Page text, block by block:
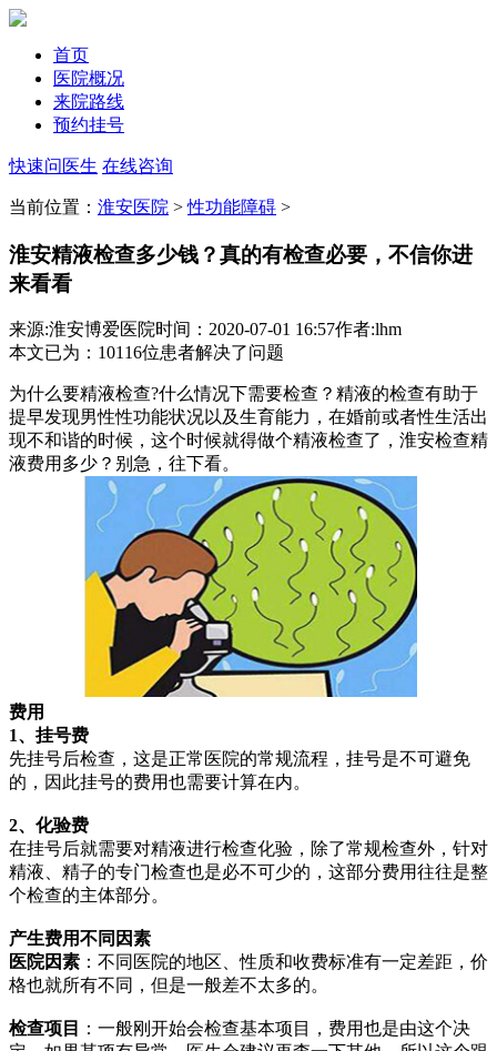
首页
医院概况
来院路线
预约挂号
快速问医生 在线咨询
当前位置： 淮安医院 >性功能障碍 >
淮安精液检查多少钱？真的有检查必要，不信你进
来看看
来源:淮安博爱医院时间：2020-07-01 16:57作者:lhm
本文已为 ：10116位患者解决了问题
为什么要精液检查?什么情况下需要检查？精液的检查有助于
提早发现男性性功能状况以及生育能力，在婚前或者性生活出
现不和谐的时候，这个时候就得做个精液检查了，淮安检查精
液费用多少？别急，往下看。
费用
1、挂号费
先挂号后检查，这是正常医院的常规流程，挂号是不可避免
的，因此挂号的费用也需要计算在内。
2、化验费
在挂号后就需要对精液进行检查化验，除了常规检查外，针对
精液、精子的专门检查也是必不可少的，这部分费用往往是整
个检查的主体部分。
产生费用不同因素
医院因素 ：不同医院的地区、性质和收费标准有一定差距，价
格也就所有不同，但是一般差不太多的。
检查项目
：一般刚开始会检查基本项目，费用也是由这个决